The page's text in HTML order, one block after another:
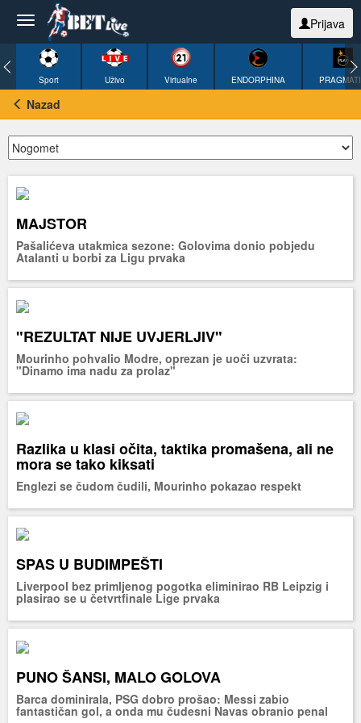
Prijava
Sport Uživo Virtualne ENDORPHINA
Nazad
MAJSTOR
Pašalićeva utakmica sezone: Golovima donio pobjedu
Atalanti u borbi za Ligu prvaka
"REZULTAT NIJE UVJERLJIV"
Mourinho pohvalio Modre, oprezan je uoči uzvrata:
"Dinamo ima nadu za prolaz"
Razlika u klasi očita, taktika promašena, ali ne
mora se tako kiksati
Englezi se čudom čudili, Mourinho pokazao respekt
SPAS U BUDIMPEŠTI
Liverpool bez primljenog pogotka eliminirao RB Leipzig i
plasirao se u četvrtfinale Lige prvaka
PUNO ŠANSI, MALO GOLOVA
Barca dominirala, PSG dobro prošao: Messi zabio
fantastičan gol, a onda mu čudesni Navas obranio penal